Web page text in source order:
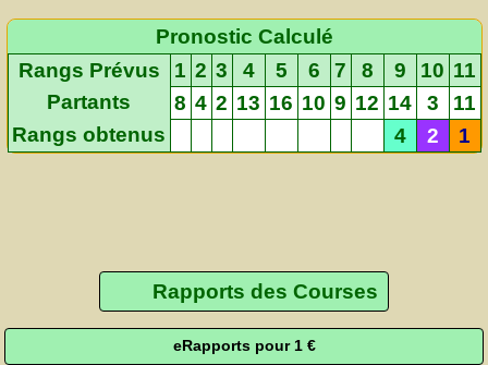
Pronostic Calculé
Rangs Prévus
1 2 3 4 5 6 7 8 9 10 11
Partants
8 4 2 13 16 10 9 12 14 3
11
Rangs obtenus
4 2 1
Rapports des Courses
eRapports pour 1 €